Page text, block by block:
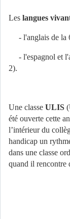
Les langues
- l'anglais de la
- l'espagnol et
2).
Une classe ULIS
été ouverte cette
l’intérieur du
handicap un
dans une classe
quand il rencontre